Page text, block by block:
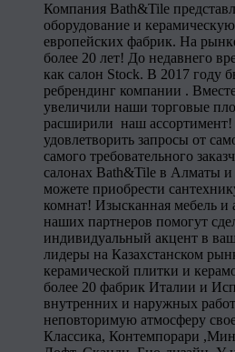
Компания Bath&Tile
оборудование и
европейских фабрик. На
более 20 лет! До недавнего
как салон Stock. В 2017 году
ребрендинг компании .
увеличили наши торговые
расширили наш
удовлетворить запросы от
самого требовательного
салонах Bath&Tile в Алматы
можете приобрести
комнат! Изысканная мебель и
наших партнеров помогут
индивидуальный акцент в
лидеры на Казахстанском
керамической плитки и
более 20 фабрик Италии и
внутренних и наружных
неповторимую атмосферу
Классика, Контемпорари